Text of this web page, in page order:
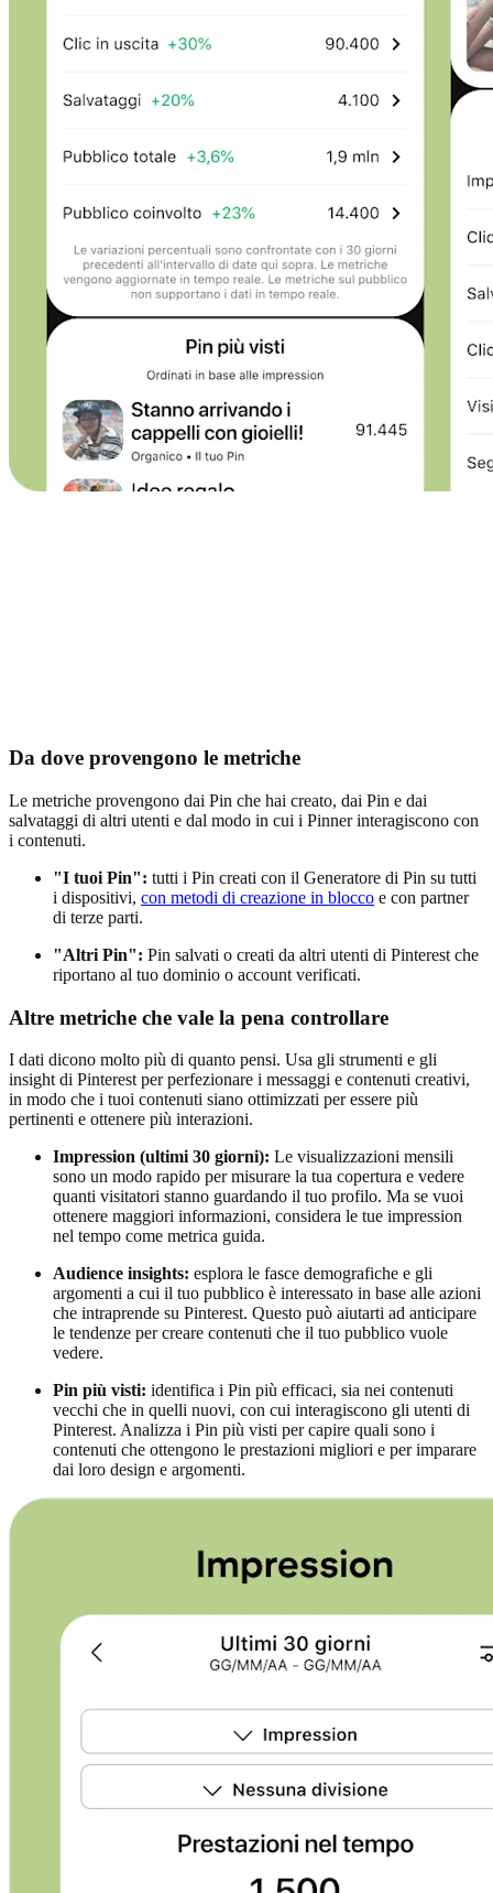
Da dove provengono le metriche
Le metriche provengono dai Pin che hai creato, dai Pin e dai
salvataggi di altri utenti e dal modo in cui i Pinner interagiscono con
i contenuti.
"I tuoi Pin": tutti i Pin creati con il Generatore di Pin su tutti
i dispositivi, con metodi di creazione in blocco e con partner
di terze parti.
"Altri Pin": Pin salvati o creati da altri utenti di Pinterest che
riportano al tuo dominio o account verificati.
Altre metriche che vale la pena controllare
I dati dicono molto più di quanto pensi. Usa gli strumenti e gli
insight di Pinterest per perfezionare i messaggi e contenuti creativi,
in modo che i tuoi contenuti siano ottimizzati per essere più
pertinenti e ottenere più interazioni.
Impression (ultimi 30 giorni): Le visualizzazioni mensili
sono un modo rapido per misurare la tua copertura e vedere
quanti visitatori stanno guardando il tuo profilo. Ma se vuoi
ottenere maggiori informazioni, considera le tue impression
nel tempo come metrica guida.
Audience insights: esplora le fasce demografiche e gli
argomenti a cui il tuo pubblico è interessato in base alle azioni
che intraprende su Pinterest. Questo può aiutarti ad anticipare
le tendenze per creare contenuti che il tuo pubblico vuole
vedere.
Pin più visti: identifica i Pin più efficaci, sia nei contenuti
vecchi che in quelli nuovi, con cui interagiscono gli utenti di
Pinterest. Analizza i Pin più visti per capire quali sono i
contenuti che ottengono le prestazioni migliori e per imparare
dai loro design e argomenti.